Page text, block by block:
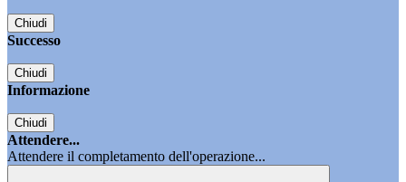
Chiudi
Successo
Chiudi
Informazione
Chiudi
Attendere...
Attendere il completamento dell'operazione...